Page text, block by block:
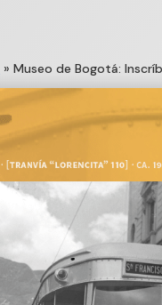
» Museo de Bogotá: